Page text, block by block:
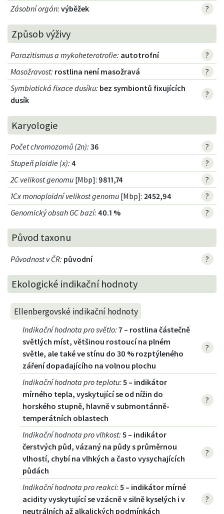
Zásobní orgán: výběžek ?
Způsob výživy
Parazitismus a mykoheterotrofie: autotrofní
?
Masožravost: rostlina není masožravá
?
Symbiotická fixace dusíku: bez symbiontů fixujících
dusík
?
Karyologie
Počet chromozomů (2n): 36
?
Stupeň ploidie (x): 4
?
2C velikost genomu [Mbp]: 9811,74
?
1Cx monoploidní velikost genomu [Mbp]: 2452,94
?
Genomický obsah GC bazí: 40.1 % ?
Původ taxonu
Původnost v ČR: původní ?
Ekologické indikační hodnoty
Ellenbergovské indikační hodnoty
Indikační hodnota pro světlo: 7 – rostlina částečně
světlých míst, většinou rostoucí na plném
světle, ale také ve stínu do 30 % rozptýleného
záření dopadajícího na volnou plochu
?
Indikační hodnota pro teplotu: 5 – indikátor
mírného tepla, vyskytující se od nížin do
horského stupně, hlavně v submontánně-
temperátních oblastech
?
Indikační hodnota pro vlhkost: 5 – indikátor
čerstvých půd, vázaný na půdy s průměrnou
vlhostí, chybí na vlhkých a často vysychajících
půdách
?
Indikační hodnota pro reakci: 5 – indikátor mírné
acidity vyskytující se vzácně v silně kyselých i v
neutrálních až alkalických podmínkách
?